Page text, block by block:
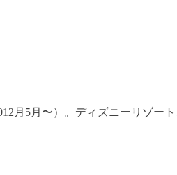
月5月〜）。ディズニーリゾー